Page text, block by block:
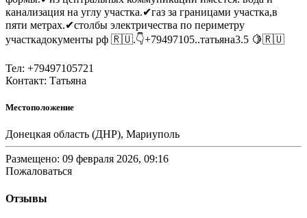
канализация на углу участка.✔газ за границами участка,в
пяти метрах.✔столбы электричества по периметру
участкадокументы рф 🇷🇺.👇+79497105..татьяна3.5 🍋🇷🇺
Тел: +79497105721
Контакт: Татьяна
Местоположение
Донецкая область (ДНР), Мариуполь
Размещено: 09 февраля 2026, 09:16
Пожаловаться
Отзывы